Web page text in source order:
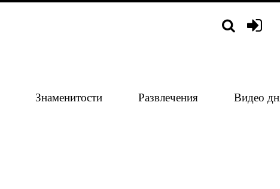
Знаменитости Развлечения Видео